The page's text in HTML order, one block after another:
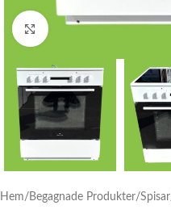
Click to enlarge
Hem Begagnade Produkter Spisar